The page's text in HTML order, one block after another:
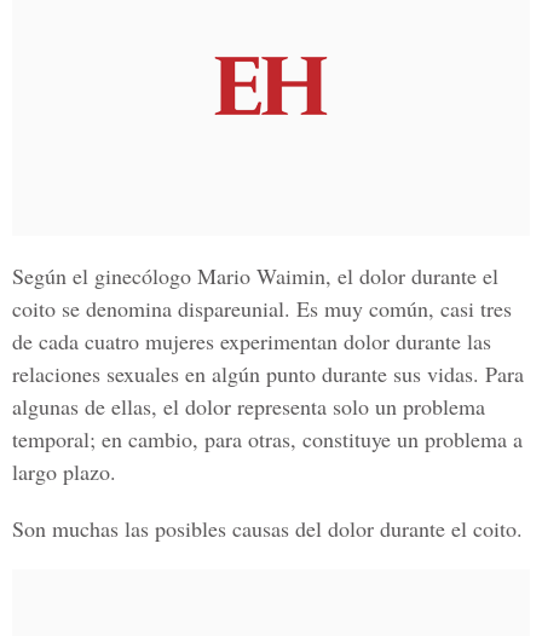
Según el ginecólogo Mario Waimin, el dolor durante el
coito se denomina dispareunial. Es muy común, casi tres
de cada cuatro mujeres experimentan dolor durante las
relaciones sexuales en algún punto durante sus vidas. Para
algunas de ellas, el dolor representa solo un problema
temporal; en cambio, para otras, constituye un problema a
largo plazo.
Son muchas las posibles causas del dolor durante el coito.